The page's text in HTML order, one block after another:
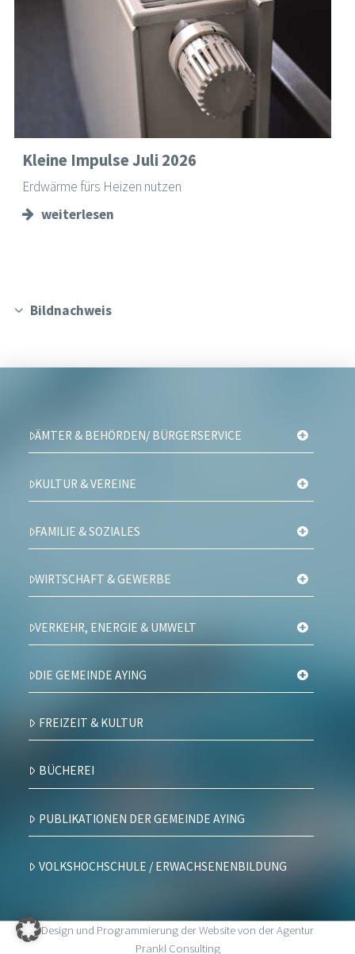
Kleine Impulse Juli 2026
Erdwärme fürs Heizen nutzen
weiterlesen
Bildnachweis
ÄMTER & BEHÖRDEN/ BÜRGERSERVICE
KULTUR & VEREINE
FAMILIE & SOZIALES
WIRTSCHAFT & GEWERBE
VERKEHR, ENERGIE & UMWELT
DIE GEMEINDE AYING
FREIZEIT & KULTUR
BÜCHEREI
PUBLIKATIONEN DER GEMEINDE AYING
VOLKSHOCHSCHULE / ERWACHSENENBILDUNG
Design und Programmierung der Website von der Agentur
Prankl Consulting